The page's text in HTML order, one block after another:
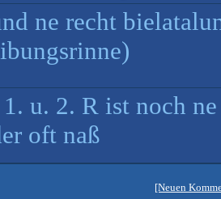
ne recht
u. 2. R ist noch
oft naß
[Neuen